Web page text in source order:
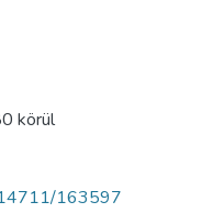
körül
163597